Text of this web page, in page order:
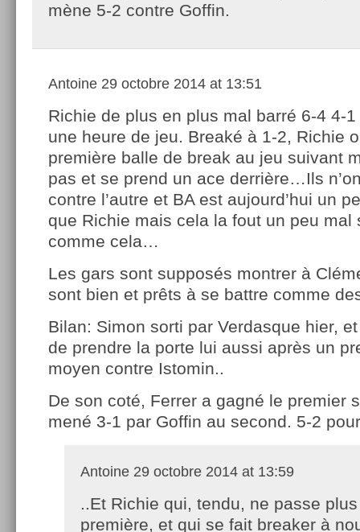
mène 5-2 contre Goffin.
Antoine 29 octobre 2014 at 13:51
Richie de plus en plus mal barré 6-4 4-
une heure de jeu. Breaké à 1-2, Richie
première balle de break au jeu suivant
pas et se prend un ace derrière…Ils
contre l’autre et BA est aujourd’hui un
que Richie mais cela la fout un peu mal
comme cela…
Les gars sont supposés montrer à
sont bien et prêts à se battre comme
Bilan: Simon sorti par Verdasque hier,
de prendre la porte lui aussi après un
moyen contre Istomin..
De son coté, Ferrer a gagné le premier
mené 3-1 par Goffin au second. 5-2
Antoine 29 octobre 2014 at 13:59
..Et Richie qui, tendu, ne passe
première, et qui se fait breaker à